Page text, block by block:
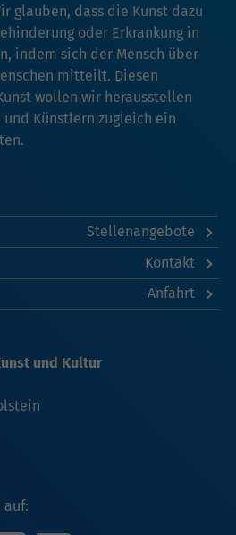
glauben, dass die Kunst dazu
oder Erkrankung in
indem sich der Mensch über
mitteilt. Diesen
wollen wir herausstellen
Künstlern zugleich ein
Stellenangebote
Kontakt
Anfahrt
auf:
und Kultur